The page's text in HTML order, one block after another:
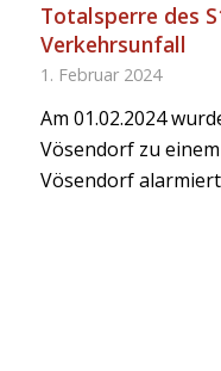
Totalsperre des
Verkehrsunfall
1. Februar 2024
Am 01.02.2024
Vösendorf zu
Vösendorf alarmiert